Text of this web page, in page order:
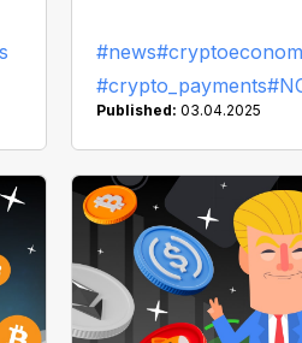
l'effacement des
cryptomonnaies et
#news
#crypto_payments
Published: 03.04.2025